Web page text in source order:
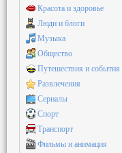
Красота и здоровье
Люди и блоги
Музыка
Общество
Путешествия и события
Развлечения
Сериалы
Спорт
Транспорт
Фильмы и анимация